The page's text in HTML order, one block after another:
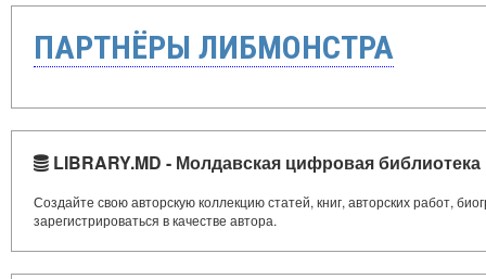
ПАРТНЁРЫ ЛИБМОНСТРА
LIBRARY.MD - Молдавская цифровая библиотека
Создайте свою авторскую коллекцию статей, книг, авторских работ,
зарегистрироваться в качестве автора.